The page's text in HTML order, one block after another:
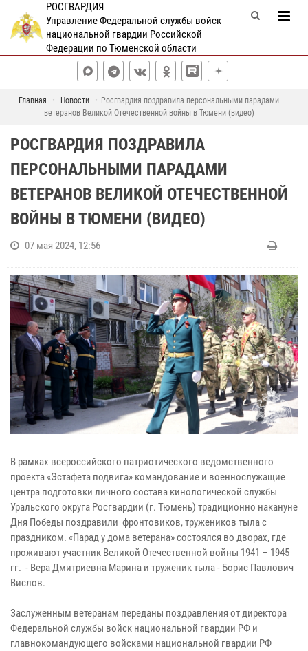
РОСГВАРДИЯ
Управление Федеральной службы войск
национальной гвардии Российской
Федерации по Тюменской области
Главная Новости
Росгвардия поздравила персональными парадами
ветеранов Великой Отечественной войны в Тюмени (видео)
РОСГВАРДИЯ ПОЗДРАВИЛА
ПЕРСОНАЛЬНЫМИ ПАРАДАМИ
ВЕТЕРАНОВ ВЕЛИКОЙ ОТЕЧЕСТВЕННОЙ
ВОЙНЫ В ТЮМЕНИ (ВИДЕО)
07 мая 2024, 12:56
В рамках всероссийского патриотического ведомственного
проекта «Эстафета подвига» командование и военнослужащие
центра подготовки личного состава кинологической службы
Уральского округа Росгвардии (г. Тюмень) традиционно накануне
Дня Победы поздравили фронтовиков, тружеников тыла с
праздником. «Парад у дома ветерана» состоялся во дворах, где
проживают участник Великой Отечественной войны 1941 – 1945
гг. - Вера Дмитриевна Марина и труженик тыла - Борис Павлович
Вислов.
Заслуженным ветеранам переданы поздравления от директора
Федеральной службы войск национальной гвардии РФ и
главнокомандующего войсками национальной гвардии РФ